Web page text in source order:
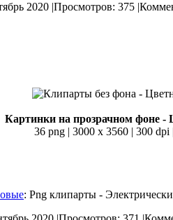
2020 |Просмотров: 375 |
Картинки на прозрачном фоне -
36 png | 3000 х 3560 | 300 dpi
: Png клипарты -